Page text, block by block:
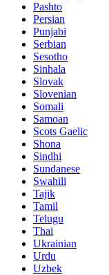
Pashto
Persian
Punjabi
Serbian
Sesotho
Sinhala
Slovak
Slovenian
Somali
Samoan
Scots Gaelic
Shona
Sindhi
Sundanese
Swahili
Tajik
Tamil
Telugu
Thai
Ukrainian
Urdu
Uzbek